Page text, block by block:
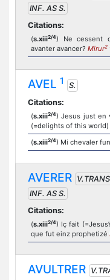
INF. AS S.
Citations:
(s.xiii2/4) Ne cessent
avanter avancer? Mirur2
AVEL 1
S.
Citations:
(s.xiii2/4) Jesus just en
(=delights of this world)
(s.xiii2/4) Mi chevaler
AVERER
INF. AS S.
Citations:
(s.xiii2/4) Iç fait
que fut einz prophetizé
AVULTRER